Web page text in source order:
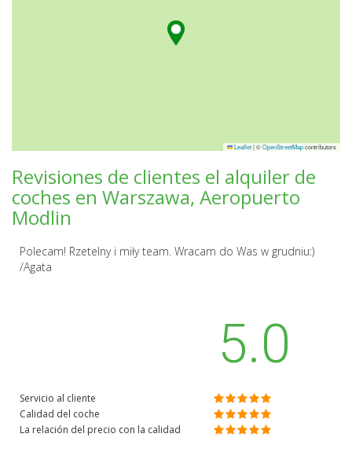
Leaflet|©OpenStreetMapcontributors
Revisiones de clientes el alquiler de
coches en Warszawa, Aeropuerto
Modlin
Polecam! Rzetelny i miły team. Wracam do Was w grudniu:)
/Agata
5.0
Servicio al cliente
Calidad del coche
La relación del precio con la calidad